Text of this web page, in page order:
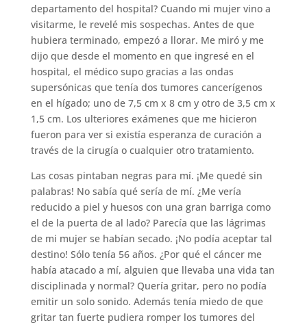
departamento del hospital? Cuando mi mujer vino a
visitarme, le revelé mis sospechas. Antes de que
hubiera terminado, empezó a llorar. Me miró y me
dijo que desde el momento en que ingresé en el
hospital, el médico supo gracias a las ondas
supersónicas que tenía dos tumores cancerígenos
en el hígado; uno de 7,5 cm x 8 cm y otro de 3,5 cm x
1,5 cm. Los ulteriores exámenes que me hicieron
fueron para ver si existía esperanza de curación a
través de la cirugía o cualquier otro tratamiento.
Las cosas pintaban negras para mí. ¡Me quedé sin
palabras! No sabía qué sería de mí. ¿Me vería
reducido a piel y huesos con una gran barriga como
el de la puerta de al lado? Parecía que las lágrimas
de mi mujer se habían secado. ¡No podía aceptar tal
destino! Sólo tenía 56 años. ¿Por qué el cáncer me
había atacado a mí, alguien que llevaba una vida tan
disciplinada y normal? Quería gritar, pero no podía
emitir un solo sonido. Además tenía miedo de que
gritar tan fuerte pudiera romper los tumores del